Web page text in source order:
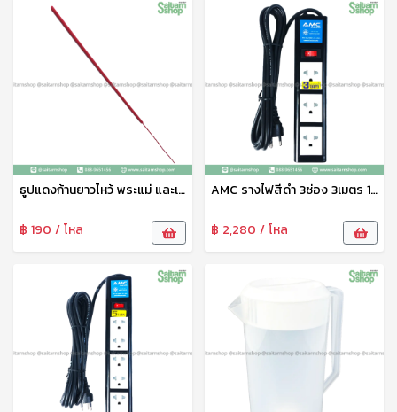
ธูปแดงก้านยาวไหว้ พระแม่ และเทพทุกพระองค์ ธูปจุดบูชา ธูปจุดไหว้พระ ธูปหอม ธูปหอมไทย ควันน้อย จุดติดง่าย ธูปแดงท้าวเวสสุวรรณ ลัคกี้
฿ 190 / โหล
AMC รางไฟสีดำ 3ช่อง 3เมตร 1สวิตซ์ รุ่นB1303 เกรดAAA ปลอดภัย แข็งแรง ทนทานต่อแรงกระแทก
฿ 2,280 / โหล